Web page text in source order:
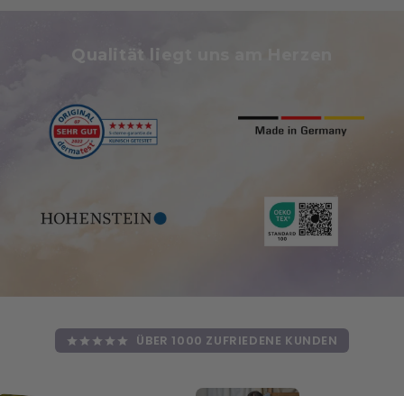
Qualität liegt uns am Herzen
ÜBER 1000 ZUFRIEDENE KUNDEN